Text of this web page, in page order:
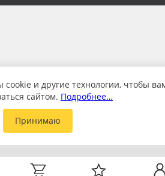
и другие технологии, чтобы
сайтом. Подробнее…
Принимаю